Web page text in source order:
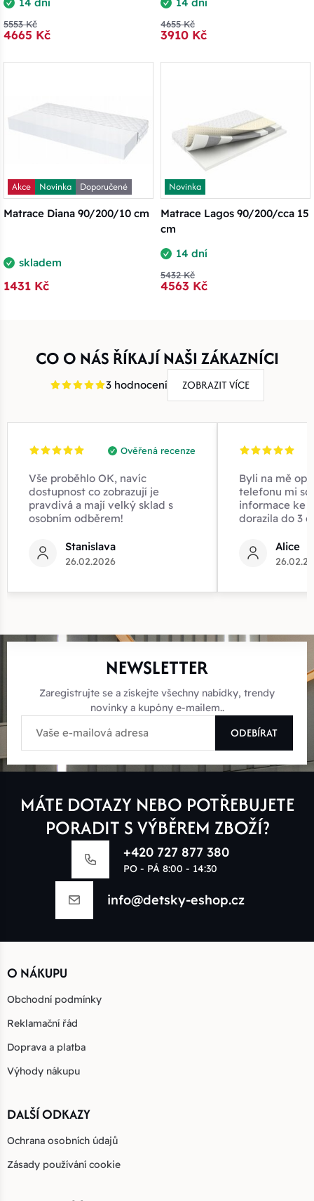
5553 Kč
4665 Kč
4655 Kč
3910 Kč
Akce Novinka
Doporučené
Matrace Diana 90/200/10 cm
skladem
1431 Kč
Novinka
Matrace Lagos 90/200/cca 15
cm
14 dní
5432 Kč
4563 Kč
CO O NÁS ŘÍKAJÍ NAŠI ZÁKAZNÍCI
3 hodnocení ZOBRAZIT VÍCE
Ověřená recenze
Vše proběhlo OK, navíc
dostupnost co zobrazují je
pravdivá a mají velký sklad s
osobním odběrem!
Stanislava
26.02.2026
Byli na mě
telefonu mi
informace ke
dorazila do 3
Alice
NEWSLETTER
Zaregistrujte se a získejte všechny nabídky, trendy
novinky a kupóny e-mailem..
ODEBÍRAT
MÁTE DOTAZY NEBO POTŘEBUJETE
PORADIT S VÝBĚREM ZBOŽÍ?
+420 727 877 380
PO - PÁ 8:00 - 14:30
info@detsky-eshop.cz
O NÁKUPU
Obchodní podmínky
Reklamační řád
Doprava a platba
Výhody nákupu
DALŠÍ ODKAZY
Ochrana osobních údajů
Zásady používání cookie